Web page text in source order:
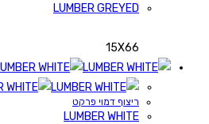
LUMBER GREYED
15X66
ריצוף דמוי פרקט
LUMBER WHITE